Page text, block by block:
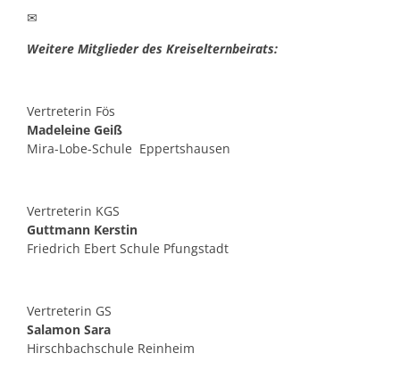
✉
Weitere Mitglieder des Kreiselternbeirats:
Vertreterin Fös
Madeleine Geiß
Mira-Lobe-Schule Eppertshausen
Vertreterin KGS
Guttmann Kerstin
Friedrich Ebert Schule Pfungstadt
Vertreterin GS
Salamon Sara
Hirschbachschule Reinheim